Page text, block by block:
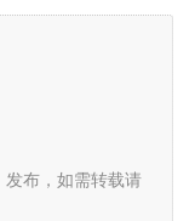
发布，如需转载请